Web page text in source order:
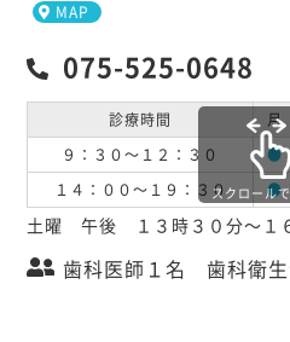
MAP
075-525-0648
診療時間 月
９：３０～１２：３０
●
１４：００～１９：３０
●
スクロール
土曜 午後 １３時３０分～１
歯科医師１名 歯科衛